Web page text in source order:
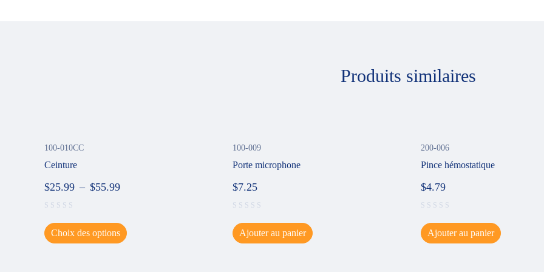
Produits similaires
100-010CC
Ceinture
$25.99 – $55.99
Choix des options
100-009
Porte microphone
$7.25
Ajouter au panier
200-006
Pince hémostatique
$4.79
Ajouter au panier